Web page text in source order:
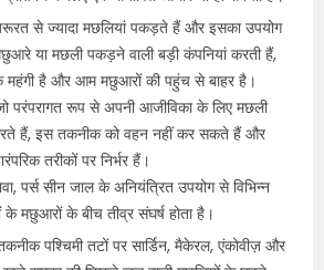
से ज्यादा मछलियां पकड़ते हैं और इसका उपयोग
या मछली पकड़ने वाली बड़ी कंपनियां करती हैं,
महंगी है और आम मछुआरों की पहुंच से बाहर है।
परंपरागत रूप से अपनी आजीविका के लिए मछली
हैं, इस तकनीक को वहन नहीं कर सकते हैं और
तरीकों पर निर्भर हैं।
पर्स सीन जाल के अनियंत्रित उपयोग से विभिन्न
के मछुआरों के बीच तीव्र संघर्ष होता है।
पश्चिमी तटों पर सार्डिन, मैकेरल, एंकोवीज़ और